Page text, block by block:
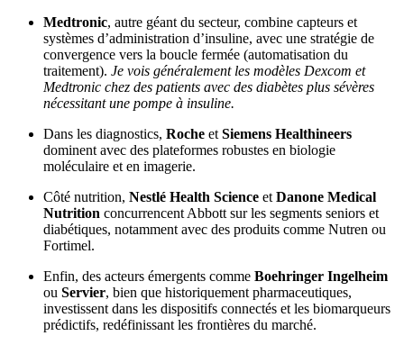
Medtronic, autre géant du secteur, combine capteurs et
systèmes d’administration d’insuline, avec une stratégie de
convergence vers la boucle fermée (automatisation du
traitement). Je vois généralement les modèles Dexcom et
Medtronic chez des patients avec des diabètes plus sévères
nécessitant une pompe à insuline.
Dans les diagnostics, Roche et Siemens Healthineers
dominent avec des plateformes robustes en biologie
moléculaire et en imagerie.
Côté nutrition, Nestlé Health Science et Danone Medical
Nutrition concurrencent Abbott sur les segments seniors et
diabétiques, notamment avec des produits comme Nutren ou
Fortimel.
Enfin, des acteurs émergents comme Boehringer Ingelheim
ou Servier, bien que historiquement pharmaceutiques,
investissent dans les dispositifs connectés et les biomarqueurs
prédictifs, redéfinissant les frontières du marché.